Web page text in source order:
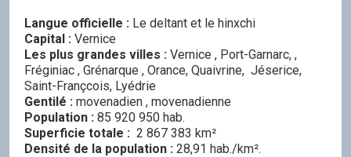
Langue officielle : Le deltant et le hinxchi
Capital : Vernice
Les plus grandes villes : Vernice , Port-Garnarc, ,
Fréginiac , Grénarque , Orance, Quaivrine, Jéserice,
Saint-Françcois, Lyédrie
Gentilé : movenadien , movenadienne
Population : 85 920 950 hab.
Superficie totale : 2 867 383 km²
Densité de la population : 28,91 hab./km².